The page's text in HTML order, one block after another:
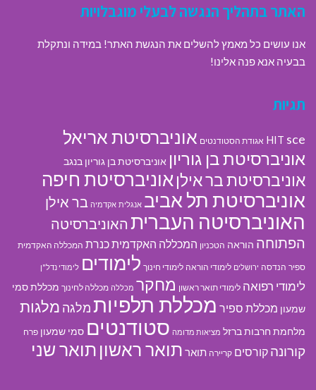
האתר בתהליך הנגשה לבעלי מוגבלויות
אנו עושים כל מאמץ להשלים את הנגשת האתר! במידה ונתקלת
בבעיה אנא פנה אלינו!
תגיות
HIT sce אגודת הסטודנטים אוניברסיטת אריאל
אוניברסיטת בן גוריון אוניברסיטת בן גוריון בנגב
אוניברסיטת בר אילן אוניברסיטת חיפה
אוניברסיטת תל אביב אנגלית אקדמיה בר אילן
האוניברסיטה העברית האוניברסיטה
הפתוחה הוראה הטכניון המכללה האקדמית כנרת המכללה האקדמית
ספיר הנדסה ירושלים לימודי הוראה לימודי חינוך לימודים לימודי נדל"ן
לימודי רפואה לימודי תואר ראשון מחקר מכללה מכללה לחינוך מכללת סמי
שמעון מכללת ספיר מכללת תלפיות מלגה מלגות
מלחמת חרבות ברזל מציאות מדומה סטודנטים סמי שמעון פרח
קורונה קורסים קריירה תואר תואר ראשון תואר שני